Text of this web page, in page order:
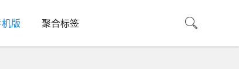
版 聚合标签